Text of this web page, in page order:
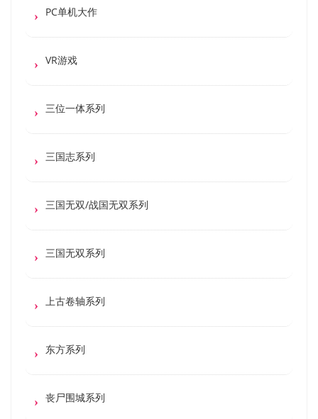
PC单机大作
VR游戏
三位一体系列
三国志系列
三国无双/战国无双系列
三国无双系列
上古卷轴系列
东方系列
丧尸围城系列